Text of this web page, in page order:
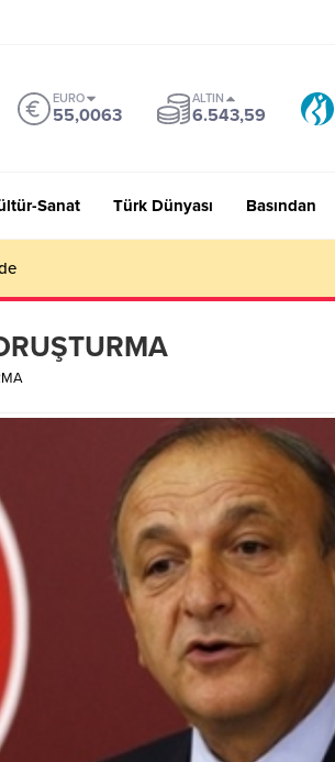
EURO
55,0063
ALTIN
6.543,59
Sanat Türk Dünyası Basından